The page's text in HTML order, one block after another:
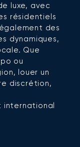
luxe, avec
résidentiels
des
dynamiques,
Que
ou
louer un
discrétion,
international